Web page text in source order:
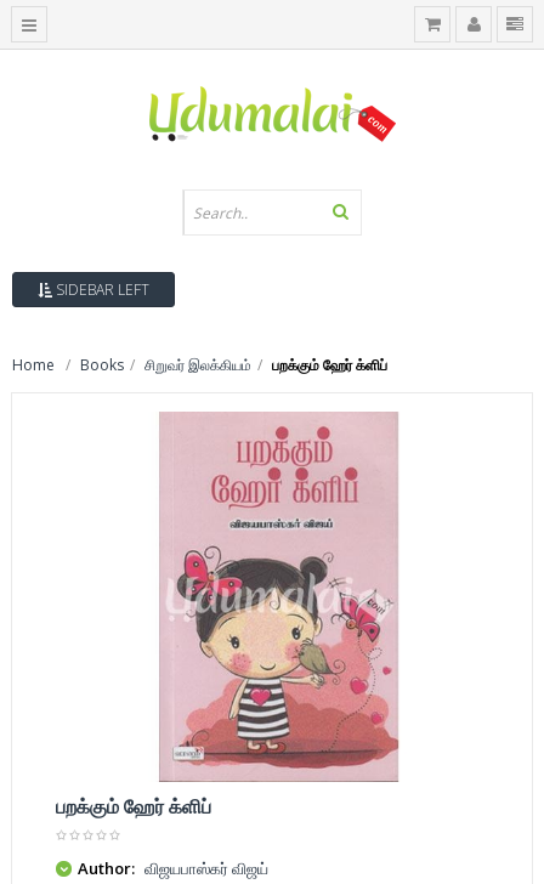
SIDEBAR LEFT
Home Books சிறுவர் இலக்கியம் பறக்கும் ஹேர் க்ளிப்
பறக்கும் ஹேர் க்ளிப்
Author: விஜயபாஸ்கர் விஜய்